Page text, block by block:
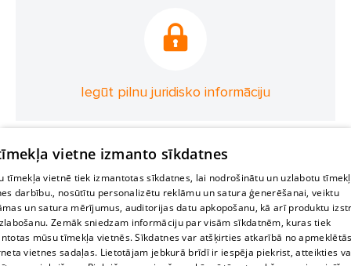
Iegūt pilnu juridisko informāciju
vietne izmanto sīkdatnes
tīmekļa vietnē tiek izmantotas sīkdatnes, lai nodrošinātu un uzlabotu
darbību., nosūtītu personalizētu reklāmu un satura ģenerēšanai, veiktu
un satura mērījumus, auditorijas datu apkopošanu, kā arī produktu
Zemāk sniedzam informāciju par visām sīkdatnēm, kuras tiek
mūsu tīmekļa vietnēs. Sīkdatnes var atšķirties atkarībā no
vietnes sadaļas. Lietotājam jebkurā brīdī ir iespēja piekrist, atteikties